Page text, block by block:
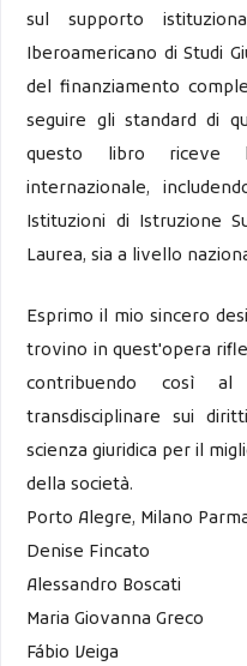
sul supporto
Iberoamericano di Studi
del finanziamento
seguire gli standard di
questo libro riceve
internazionale,
Istituzioni di Istruzione
Laurea, sia a livello
Esprimo il mio sincero
trovino in quest'opera
contribuendo così al
transdisciplinare sui
scienza giuridica per il
della società.
Porto Alegre, Milano
Denise Fincato
Alessandro Boscati
Maria Giovanna Greco
Fábio Veiga